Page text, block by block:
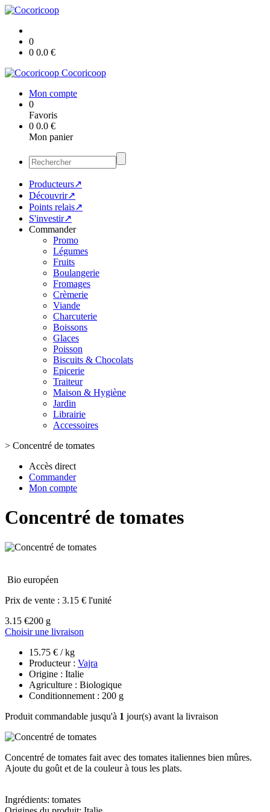
0
0 0.0 €
Cocoricoop
Mon compte
0
Favoris
0 0.0 €
Mon panier
Producteurs↗
Découvrir↗
Points relais↗
S'investir↗
Commander
Promo
Légumes
Fruits
Boulangerie
Fromages
Crèmerie
Viande
Charcuterie
Boissons
Glaces
Poisson
Biscuits & Chocolats
Epicerie
Traiteur
Maison & Hygiène
Jardin
Librairie
Accessoires
> Concentré de tomates
Accès direct
Commander
Mon compte
Concentré de tomates
Bio européen
Prix de vente : 3.15 € l'unité
3.15 €200 g
Choisir une livraison
15.75 € / kg
Producteur : Vajra
Origine : Italie
Agriculture : Biologique
Conditionnement : 200 g
Produit commandable jusqu'à 1 jour(s) avant la livraison
Concentré de tomates fait avec des tomates italiennes bien mûres.
Ajoute du goût et de la couleur à tous les plats.
Ingrédients: tomates